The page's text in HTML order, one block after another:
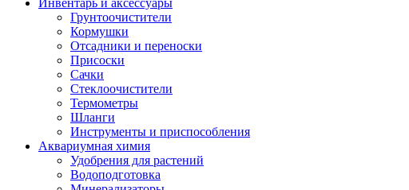
Инвентарь и аксессуары
Грунтоочистители
Кормушки
Отсадники и переноски
Присоски
Сачки
Стеклоочистители
Термометры
Шланги
Инструменты и приспособления
Аквариумная химия
Удобрения для растений
Водоподготовка